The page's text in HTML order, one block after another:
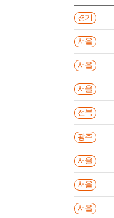
경기
서울
서울
서울
전북
광주
서울
서울
서울